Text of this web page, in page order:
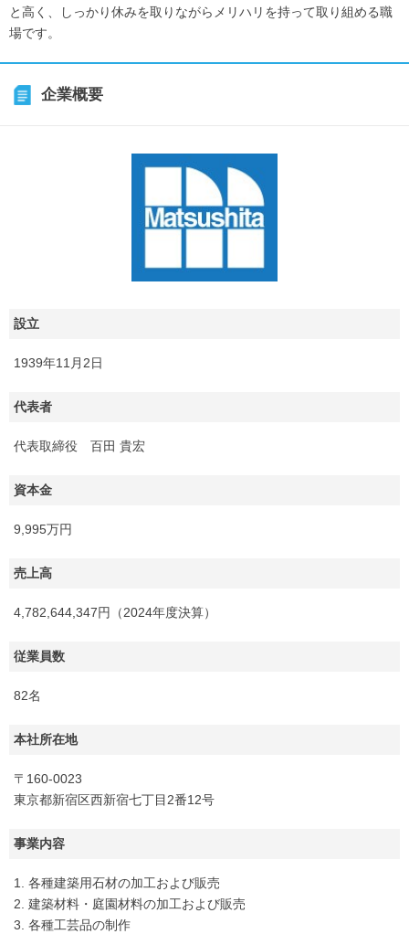
と高く、しっかり休みを取りながらメリハリを持って取り組める職
場です。
企業概要
設立
1939年11月2日
代表者
代表取締役 百田 貴宏
資本金
9,995万円
売上高
4,782,644,347円（2024年度決算）
従業員数
82名
本社所在地
〒160-0023
東京都新宿区西新宿七丁目2番12号
事業内容
1. 各種建築用石材の加工および販売
2. 建築材料・庭園材料の加工および販売
3. 各種工芸品の制作